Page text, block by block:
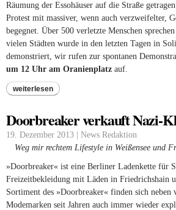
Räumung der Essohäuser auf die Straße
Protest mit massiver, wenn auch verzweifelter,
begegnet. Über 500 verletzte Menschen
vielen Städten wurde in den letzten Tagen in
demonstriert, wir rufen zur spontanen
um 12 Uhr am Oranienplatz auf.
weiterlesen
Doorbreaker verkauft Nazi-
19. Dezember 2013 | News Redaktion
Weg mir rechtem Lifestyle in Weißensee und
»Doorbreaker« ist eine Berliner Ladenkette für
Freizeitbekleidung mit Läden in Friedrichshain
Sortiment des »Doorbreaker« finden sich neben
Modemarken seit Jahren auch immer wieder